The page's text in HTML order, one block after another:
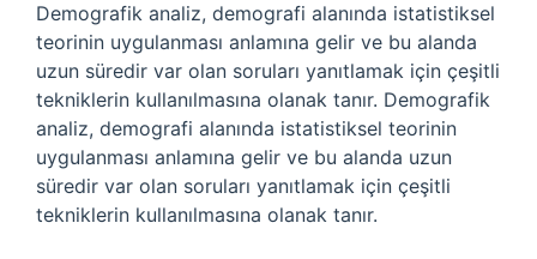
Demografik analiz, demografi alanında istatistiksel
teorinin uygulanması anlamına gelir ve bu alanda
uzun süredir var olan soruları yanıtlamak için çeşitli
tekniklerin kullanılmasına olanak tanır. Demografik
analiz, demografi alanında istatistiksel teorinin
uygulanması anlamına gelir ve bu alanda uzun
süredir var olan soruları yanıtlamak için çeşitli
tekniklerin kullanılmasına olanak tanır.